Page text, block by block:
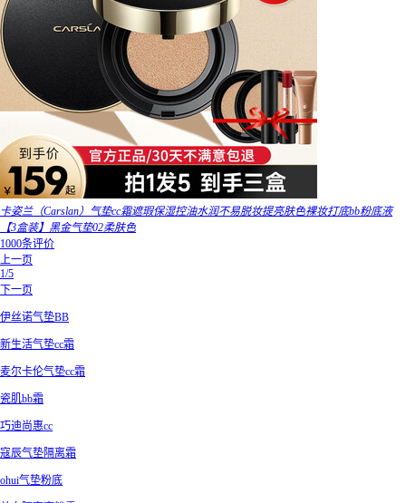
卡姿兰（Carslan）气垫cc霜遮瑕保湿控油水润不易脱妆提亮肤色裸妆打底bb粉底液
【3盒装】黑金气垫02柔肤色
1000条评价
上一页
1/5
下一页
伊丝诺气垫BB
新生活气垫cc霜
麦尔卡伦气垫cc霜
瓷肌bb霜
巧迪尚惠cc
寇辰气垫隔离霜
ohui气垫粉底